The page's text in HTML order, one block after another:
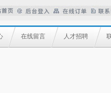
在线留言 人才招聘